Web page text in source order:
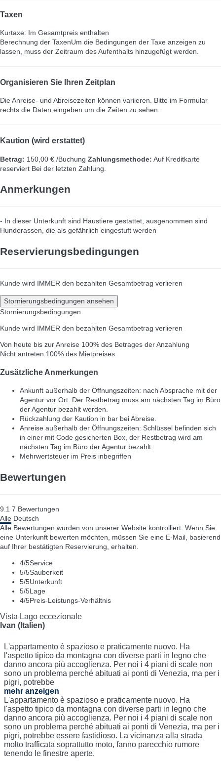
Taxen
Kurtaxe: Im Gesamtpreis enthalten
Berechnung der TaxenUm die Bedingungen der Taxe anzeigen zu
lassen, muss der Zeitraum des Aufenthalts hinzugefügt werden.
Organisieren Sie Ihren Zeitplan
Die Anreise- und Abreisezeiten können variieren. Bitte im Formular
rechts die Daten eingeben um die Zeiten zu sehen.
Kaution (wird erstattet)
Betrag: 150,00 € /Buchung Zahlungsmethode: Auf Kreditkarte
reserviert Bei der letzten Zahlung.
Anmerkungen
- In dieser Unterkunft sind Haustiere gestattet, ausgenommen sind
Hunderassen, die als gefährlich eingestuft werden
Reservierungsbedingungen
Kunde wird IMMER den bezahlten Gesamtbetrag verlieren
Stornierungsbedingungen ansehen
Stornierungsbedingungen
Kunde wird IMMER den bezahlten Gesamtbetrag verlieren
Von heute bis zur Anreise 100% des Betrages der Anzahlung
Nicht antreten 100% des Mietpreises
Zusätzliche Anmerkungen
Ankunft außerhalb der Öffnungszeiten: nach Absprache mit der
Agentur vor Ort. Der Restbetrag muss am nächsten Tag im Büro
der Agentur bezahlt werden.
Rückzahlung der Kaution in bar bei Abreise.
Anreise außerhalb der Öffnungszeiten: Schlüssel befinden sich
in einer mit Code gesicherten Box, der Restbetrag wird am
nächsten Tag im Büro der Agentur bezahlt.
Mehrwertsteuer im Preis inbegriffen
Bewertungen
9.1 7 Bewertungen
Alle Deutsch
Alle Bewertungen wurden von unserer Website kontrolliert. Wenn Sie
eine Unterkunft bewerten möchten, müssen Sie eine E-Mail, basierend
auf Ihrer bestätigten Reservierung, erhalten.
4/5Service
5/5Sauberkeit
5/5Unterkunft
5/5Lage
4/5Preis-Leistungs-Verhältnis
Vista Lago eccezionale
Ivan (Italien)
L'appartamento è spazioso e praticamente nuovo. Ha
l'aspetto tipico da montagna con diverse parti in legno che
danno ancora più accoglienza. Per noi i 4 piani di scale non
sono un problema perché abituati ai ponti di Venezia, ma per i
pigri, potrebbe
mehr anzeigen
L'appartamento è spazioso e praticamente nuovo. Ha
l'aspetto tipico da montagna con diverse parti in legno che
danno ancora più accoglienza. Per noi i 4 piani di scale non
sono un problema perché abituati ai ponti di Venezia, ma per i
pigri, potrebbe essere fastidioso. La vicinanza alla strada
molto trafficata soprattutto moto, fanno parecchio rumore
tenendo le finestre aperte.